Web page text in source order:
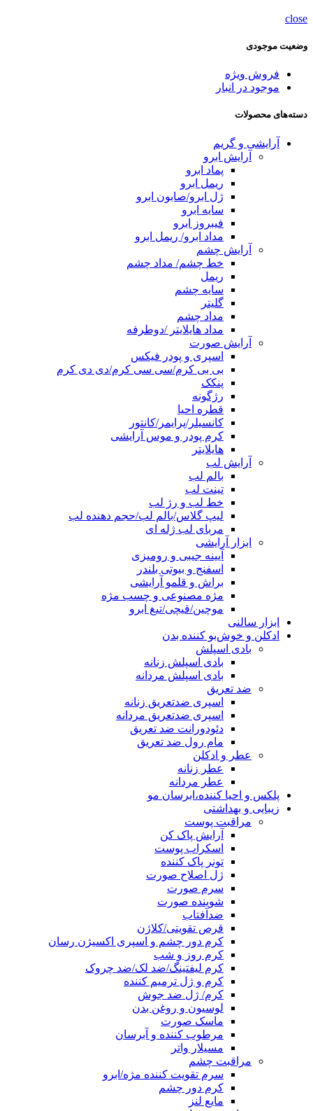
close
وضعیت موجودی
فروش ویژه
موجود در انبار
دسته‌های محصولات
آرایشی و گریم
آرایش ابرو
پماد ابرو
ریمل ابرو
ژل ابرو/صابون ابرو
سایه ابرو
فیبروز ابرو
مداد ابرو/ ریمل ابرو
آرایش چشم
خط چشم/ مداد چشم
ریمل
سایه چشم
گلیتر
مداد چشم
مداد هایلایتر /دوطرفه
آرایش صورت
اسپری و پودر فیکس
بی بی کرم/سی سی کرم/دی دی کرم
پنکک
رژگونه
قطره احیا
کانسیلر/پرایمر/کانتور
کرم پودر و موس آرایشی
هایلایتر
آرایش لب
بالم لب
تینت لب
خط لب و رژ لب
لیپ گلاس/بالم لب/حجم دهنده لب
مربای لب ژله ای
ابزار آرایشی
آیینه جیبی و رومیزی
اسفنج و بیوتی بلندر
براش و قلمو آرایشی
مژه مصنوعی و چسب مژه
موچین/قیچی/تیغ ابرو
ابزار سالنی
ادکلن و خوش‌بو کننده بدن
بادی اسپلش
بادی اسپلش زنانه
بادی اسپلش مردانه
ضد تعریق
اسپری ضدتعریق زنانه
اسپری ضدتعریق مردانه
دئودورانت ضد تعریق
مام رول ضد تعریق
عطر و ادکلن
عطر زنانه
عطر مردانه
پلکس و احیا کننده،ابرسان مو
زیبایی و بهداشتی
مراقبت پوست
آرایش پاک کن
اسکراب پوست
تونر پاک کننده
ژل اصلاح صورت
سرم صورت
شوینده صورت
ضدآفتاب
قرص تقویتی/کلاژن
کرم دور چشم و اسپری اکسیژن رسان
کرم روز و شب
کرم لیفتینگ/ضد لک/ضد چروک
کرم و ژل ترمیم کننده
کرم/ ژل ضد جوش
لوسیون و روغن بدن
ماسک صورت
مرطوب کننده و آبرسان
مسیلار واتر
مراقبت چشم
سرم تقویت کننده مژه/ابرو
کرم دور چشم
مایع لنز